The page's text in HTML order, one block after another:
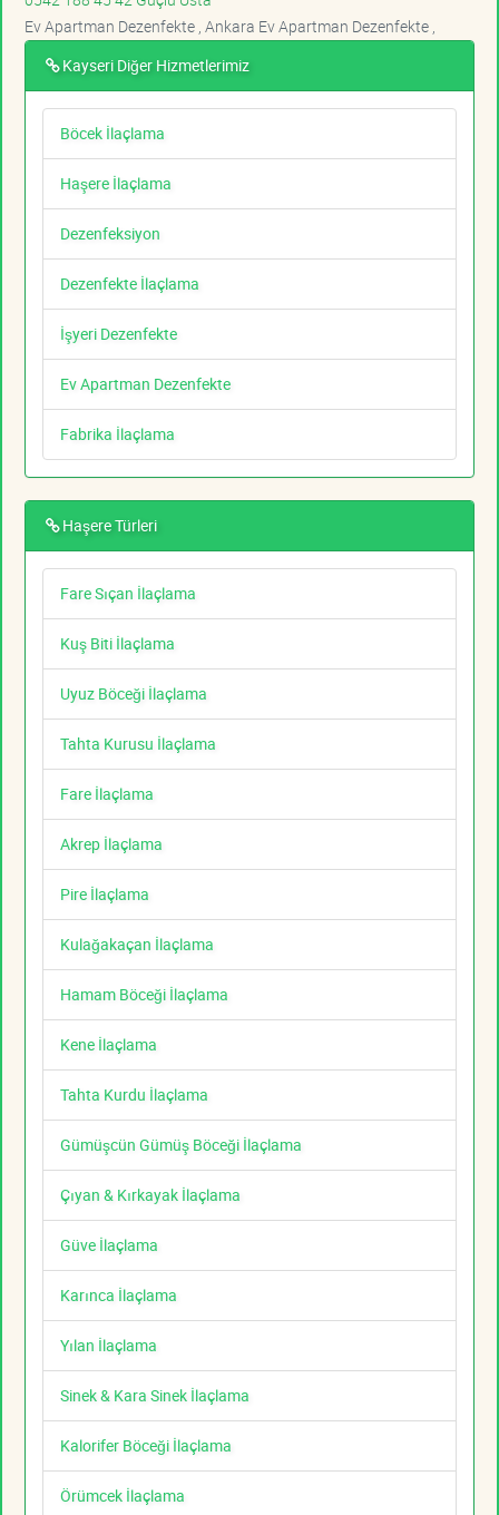
Ev Apartman Dezenfekte , Ankara Ev Apartman Dezenfekte ,
Kayseri Diğer Hizmetlerimiz
Böcek İlaçlama
Haşere İlaçlama
Dezenfeksiyon
Dezenfekte İlaçlama
İşyeri Dezenfekte
Ev Apartman Dezenfekte
Fabrika İlaçlama
Haşere Türleri
Fare Sıçan İlaçlama
Kuş Biti İlaçlama
Uyuz Böceği İlaçlama
Tahta Kurusu İlaçlama
Fare İlaçlama
Akrep İlaçlama
Pire İlaçlama
Kulağakaçan İlaçlama
Hamam Böceği İlaçlama
Kene İlaçlama
Tahta Kurdu İlaçlama
Gümüşcün Gümüş Böceği İlaçlama
Çıyan & Kırkayak İlaçlama
Güve İlaçlama
Karınca İlaçlama
Yılan İlaçlama
Sinek & Kara Sinek İlaçlama
Kalorifer Böceği İlaçlama
Örümcek İlaçlama